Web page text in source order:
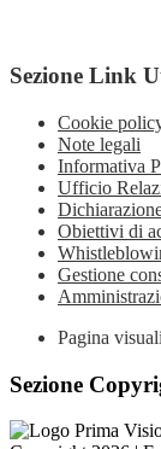
Sezione Link
Cookie
Note legali
Informativa
Ufficio
Obiettivi di
Gestione
Pagina
Sezione